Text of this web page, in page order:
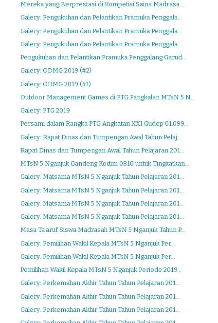
Mereka yang Berprestasi di Kompetisi Sains Madrasa...
Galery: Pengukuhan dan Pelantikan Pramuka Penggala...
Galery: Pengukuhan dan Pelantikan Pramuka Penggala...
Galery: Pengukuhan dan Pelantikan Pramuka Penggala...
Pengukuhan dan Pelantikan Pramuka Penggalang Garud...
Galery: ODMG 2019 (#2)
Galery: ODMG 2019 (#1)
Outdoor Management Games di PTG Pangkalan MTsN 5 N...
Galery: PTG 2019
Persami dalam Rangka PTG Angkatan XXI Gudep 01.099...
Galery: Rapat Dinas dan Tumpengan Awal Tahun Pelaj...
Rapat Dinas dan Tumpengan Awal Tahun Pelajaran 201...
MTsN 5 Nganjuk Gandeng Kodim 0810 untuk Tingkatkan...
Galery: Matsama MTsN 5 Nganjuk Tahun Pelajaran 201...
Galery: Matsama MTsN 5 Nganjuk Tahun Pelajaran 201...
Galery: Matsama MTsN 5 Nganjuk Tahun Pelajaran 201...
Galery: Matsama MTsN 5 Nganjuk Tahun Pelajaran 201...
Masa Ta'aruf Siswa Madrasah MTsN 5 Nganjuk Tahun P...
Galery: Pemilihan Wakil Kepala MTsN 5 Nganjuk Per...
Galery: Pemilihan Wakil Kepala MTsN 5 Nganjuk Per...
Pemilihan Wakil Kepala MTsN 5 Nganjuk Periode 2019...
Galery: Perkemahan Akhir Tahun Tahun Pelajaran 201...
Galery: Perkemahan Akhir Tahun Tahun Pelajaran 201...
Galery: Perkemahan Akhir Tahun Tahun Pelajaran 201...